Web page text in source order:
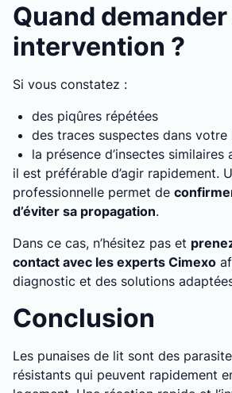
Quand
intervention ?
Si vous constatez :
des piqûres répétées
des traces suspectes dans votre
la présence d’insectes similaires
il est préférable d’agir rapidement.
professionnelle permet de
d’éviter sa propagation.
Dans ce cas, n’hésitez pas et
contact avec les experts Cimexo
diagnostic et des solutions
Conclusion
Les punaises de lit sont des
résistants qui peuvent rapidement